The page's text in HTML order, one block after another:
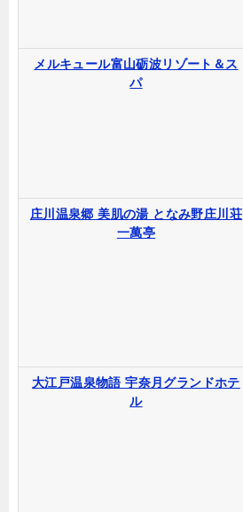
メルキュール富山砺波リゾート＆ス
パ
庄川温泉郷 美肌の湯 となみ野庄川荘
一萬亭
大江戸温泉物語 宇奈月グランドホテ
ル